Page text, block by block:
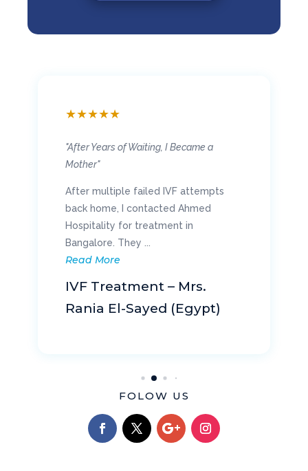
★★★★★
"After Years of Waiting, I Became a
Mother"
After multiple failed IVF attempts
back home, I contacted Ahmed
Hospitality for treatment in
Bangalore. They ...
Read More
IVF Treatment – Mrs.
Rania El-Sayed (Egypt)
FOLOW US